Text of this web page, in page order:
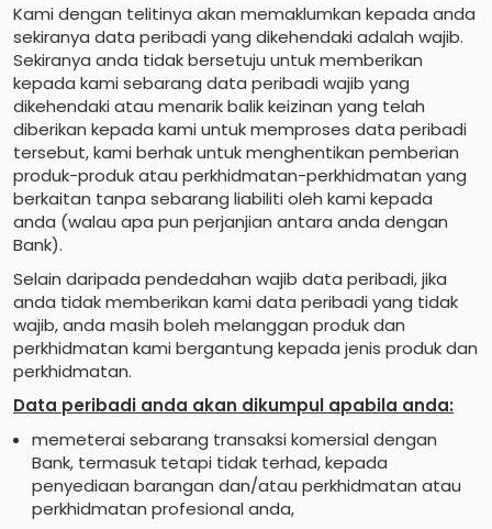
Kami dengan telitinya akan memaklumkan kepada anda
sekiranya data peribadi yang dikehendaki adalah wajib.
Sekiranya anda tidak bersetuju untuk memberikan
kepada kami sebarang data peribadi wajib yang
dikehendaki atau menarik balik keizinan yang telah
diberikan kepada kami untuk memproses data peribadi
tersebut, kami berhak untuk menghentikan pemberian
produk-produk atau perkhidmatan-perkhidmatan yang
berkaitan tanpa sebarang liabiliti oleh kami kepada
anda (walau apa pun perjanjian antara anda dengan
Bank).
Selain daripada pendedahan wajib data peribadi, jika
anda tidak memberikan kami data peribadi yang tidak
wajib, anda masih boleh melanggan produk dan
perkhidmatan kami bergantung kepada jenis produk dan
perkhidmatan.
Data peribadi anda akan dikumpul apabila anda:
memeterai sebarang transaksi komersial dengan
Bank, termasuk tetapi tidak terhad, kepada
penyediaan barangan dan/atau perkhidmatan atau
perkhidmatan profesional anda,